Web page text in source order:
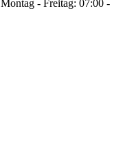
Montag - Freitag: 07:00 -